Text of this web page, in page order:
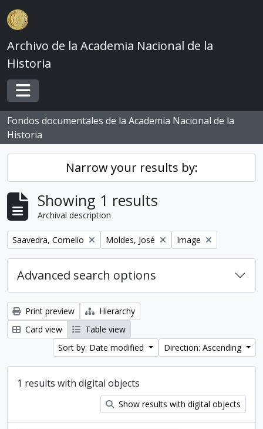
Skip to main content
Archivo de la Academia Nacional de la
Historia
Toggle navigation
Fondos documentales de la Academia Nacional de la
Historia
Narrow your results by:
Showing 1 results
Archival description
Remove filter:
Saavedra, Cornelio Remove filter:
Moldes, José Remove filter:
Image
Advanced search options
Print preview
Hierarchy
Card view
Table view
Sort by: Date modified
Direction: Ascending
1 results with digital objects
Show results with digital objects